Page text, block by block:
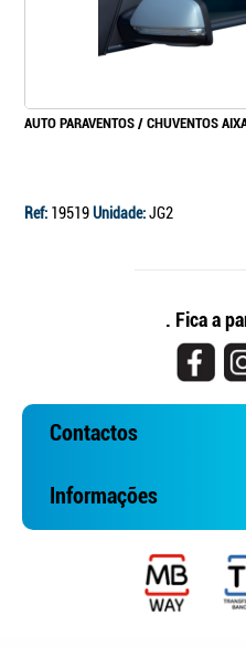
AUTO PARAVENTOS / CHUVENTOS
Ref: 19519Unidade:JG2
. Fica a
Contactos
Informações